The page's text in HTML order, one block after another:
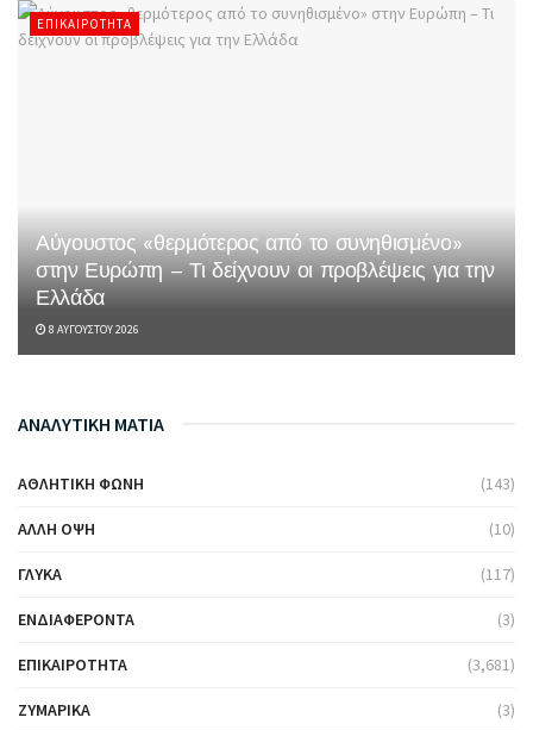
ΕΠΙΚΑΙΡΌΤΗΤΑ
Αύγουστος «θερμότερος από το συνηθισμένο»
στην Ευρώπη – Τι δείχνουν οι προβλέψεις για την
Ελλάδα
8 ΑΥΓΟΎΣΤΟΥ 2026
ΑΝΑΛΥΤΙΚΗ ΜΑΤΙΑ
ΑΘΛΗΤΙΚΉ ΦΩΝΉ (143)
ΆΛΛΗ ΌΨΗ (10)
ΓΛΥΚΆ (117)
ΕΝΔΙΑΦΈΡΟΝΤΑ (3)
ΕΠΙΚΑΙΡΌΤΗΤΑ (3,681)
ΖΥΜΑΡΙΚΆ (3)